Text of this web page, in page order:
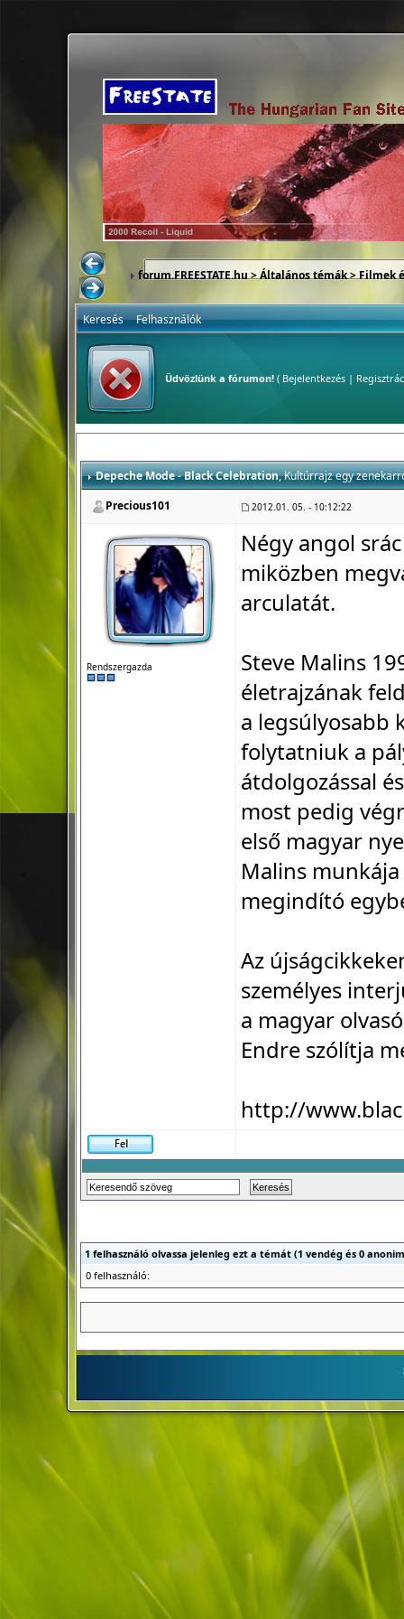
forum.FREESTATE.hu>Általános témák>Filmek
Keresés Felhasználók
Üdvözlünk a fórumon!( Bejelentkezés|
Depeche Mode - Black Celebration, Kultúrrajz egy
Precious101
2012.01. 05. - 10:12:22
Rendszergazda
Négy angol
miközben
arculatát.
Steve Malins
életrajzának
a legsúlyosabb
folytatniuk a
átdolgozással
most pedig
első magyar
Malins
megindító
Az
személyes
a magyar
Endre szólítja
http://
1 felhasználó olvassa jelenleg ezt a témát (1 vendég és 0
0 felhasználó: